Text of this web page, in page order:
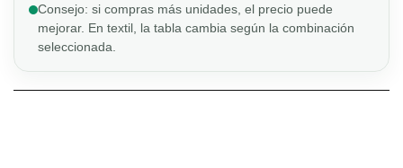
Consejo: si compras más unidades, el precio puede
mejorar. En textil, la tabla cambia según la combinación
seleccionada.